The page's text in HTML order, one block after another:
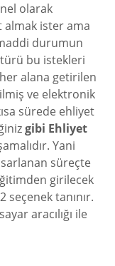
olarak
almak ister ama
durumun
bu istekleri
alana getirilen
ve elektronik
sürede ehliyet
gibi Ehliyet
Yani
süreçte
girilecek
seçenek tanınır.
aracılığı ile